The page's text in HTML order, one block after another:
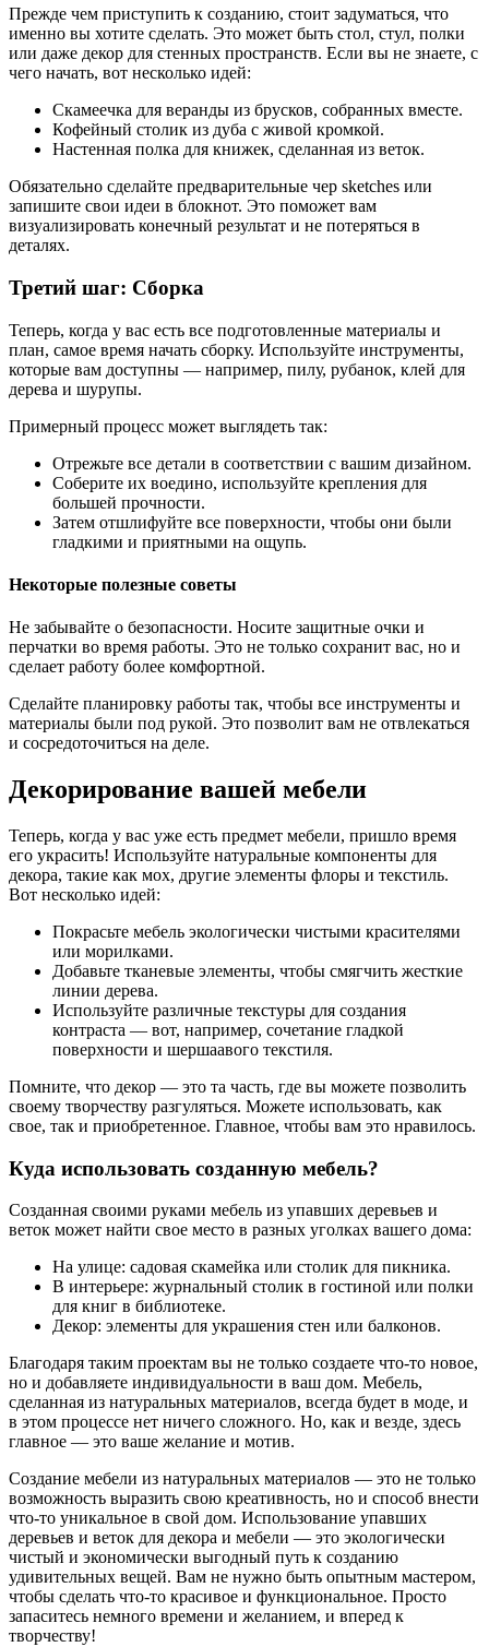
Прежде чем приступить к созданию, стоит задуматься, что
именно вы хотите сделать. Это может быть стол, стул, полки
или даже декор для стенных пространств. Если вы не знаете, с
чего начать, вот несколько идей:
Скамеечка для веранды из брусков, собранных вместе.
Кофейный столик из дуба с живой кромкой.
Настенная полка для книжек, сделанная из веток.
Обязательно сделайте предварительные чер sketches или
запишите свои идеи в блокнот. Это поможет вам
визуализировать конечный результат и не потеряться в
деталях.
Третий шаг: Сборка
Теперь, когда у вас есть все подготовленные материалы и
план, самое время начать сборку. Используйте инструменты,
которые вам доступны — например, пилу, рубанок, клей для
дерева и шурупы.
Примерный процесс может выглядеть так:
Отрежьте все детали в соответствии с вашим дизайном.
Соберите их воедино, используйте крепления для
большей прочности.
Затем отшлифуйте все поверхности, чтобы они были
гладкими и приятными на ощупь.
Некоторые полезные советы
Не забывайте о безопасности. Носите защитные очки и
перчатки во время работы. Это не только сохранит вас, но и
сделает работу более комфортной.
Сделайте планировку работы так, чтобы все инструменты и
материалы были под рукой. Это позволит вам не отвлекаться
и сосредоточиться на деле.
Декорирование вашей мебели
Теперь, когда у вас уже есть предмет мебели, пришло время
его украсить! Используйте натуральные компоненты для
декора, такие как мох, другие элементы флоры и текстиль.
Вот несколько идей:
Покрасьте мебель экологически чистыми красителями
или морилками.
Добавьте тканевые элементы, чтобы смягчить жесткие
линии дерева.
Используйте различные текстуры для создания
контраста — вот, например, сочетание гладкой
поверхности и шершаавого текстиля.
Помните, что декор — это та часть, где вы можете позволить
своему творчеству разгуляться. Можете использовать, как
свое, так и приобретенное. Главное, чтобы вам это нравилось.
Куда использовать созданную мебель?
Созданная своими руками мебель из упавших деревьев и
веток может найти свое место в разных уголках вашего дома:
На улице: садовая скамейка или столик для пикника.
В интерьере: журнальный столик в гостиной или полки
для книг в библиотеке.
Декор: элементы для украшения стен или балконов.
Благодаря таким проектам вы не только создаете что-то новое,
но и добавляете индивидуальности в ваш дом. Мебель,
сделанная из натуральных материалов, всегда будет в моде, и
в этом процессе нет ничего сложного. Но, как и везде, здесь
главное — это ваше желание и мотив.
Создание мебели из натуральных материалов — это не только
возможность выразить свою креативность, но и способ внести
что-то уникальное в свой дом. Использование упавших
деревьев и веток для декора и мебели — это экологически
чистый и экономически выгодный путь к созданию
удивительных вещей. Вам не нужно быть опытным мастером,
чтобы сделать что-то красивое и функциональное. Просто
запаситесь немного времени и желанием, и вперед к
творчеству!